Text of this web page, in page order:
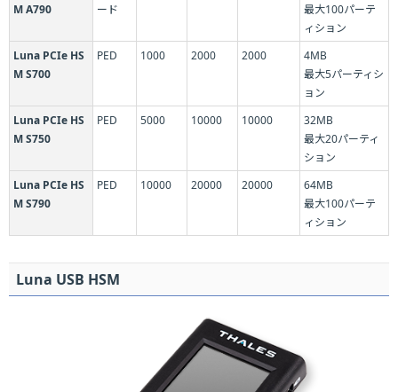
M A790
ード
最大100パーテ
ィション
Luna PCIe HS
M S700
PED 1000 2000 2000
4MB
最大5パーティシ
ョン
Luna PCIe HS
M S750
PED 5000 10000 10000
32MB
最大20パーティ
ション
Luna PCIe HS
M S790
PED 10000 20000 20000
64MB
最大100パーテ
ィション
Luna USB HSM